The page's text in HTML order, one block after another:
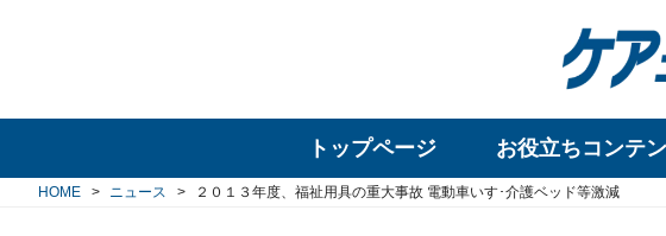
トップページ お役立ちコンテ
HOME ニュース ２０１３年度、福祉用具の重大事故 電動車いす･介護ベッド等激減